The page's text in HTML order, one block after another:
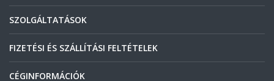
SZOLGÁLTATÁSOK
FIZETÉSI ÉS SZÁLLÍTÁSI FELTÉTELEK
CÉGINFORMÁCIÓK